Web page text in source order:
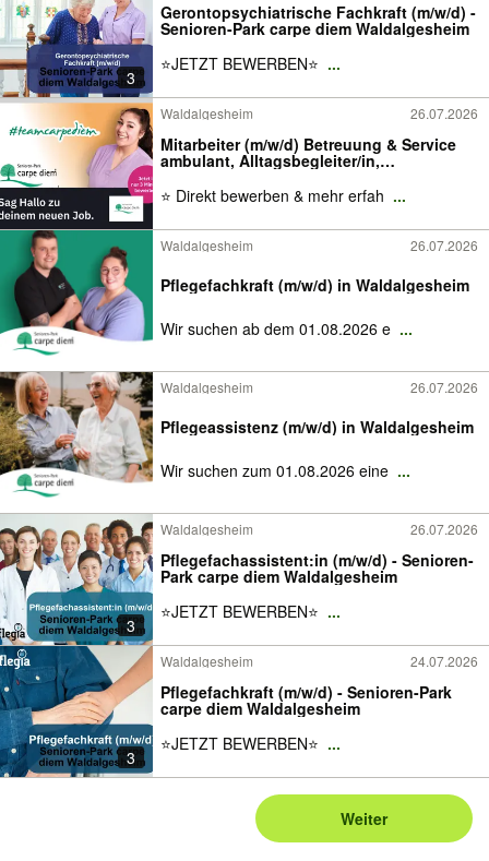
3
Gerontopsychiatrische Fachkraft (m/w/d) -
Senioren-Park carpe diem Waldalgesheim
⭐️JETZT BEWERBEN⭐️ ...
Waldalgesheim 26.07.2026
Mitarbeiter (m/w/d) Betreuung & Service
ambulant, Alltagsbegleiter/in,
Privathaushalt, Sozialassistent/in
⭐ Direkt bewerben & mehr erfah ...
Waldalgesheim 26.07.2026
Pflegefachkraft (m/w/d) in Waldalgesheim
Wir suchen ab dem 01.08.2026 e ...
Waldalgesheim 26.07.2026
Pflegeassistenz (m/w/d) in Waldalgesheim
Wir suchen zum 01.08.2026 eine ...
3
Waldalgesheim 26.07.2026
Pflegefachassistent:in (m/w/d) - Senioren-
Park carpe diem Waldalgesheim
⭐️JETZT BEWERBEN⭐️ ...
3
Waldalgesheim 24.07.2026
Pflegefachkraft (m/w/d) - Senioren-Park
carpe diem Waldalgesheim
⭐️JETZT BEWERBEN⭐️ ...
Weiter